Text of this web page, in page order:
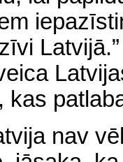
kas
nav